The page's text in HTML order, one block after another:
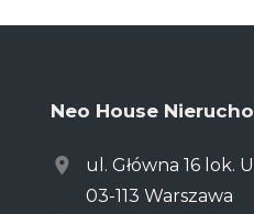
Neo House
ul. Główna 16 lok.
03-113 Warszawa